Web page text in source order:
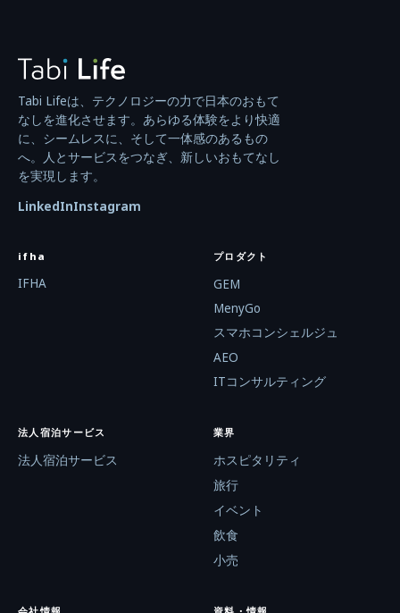
Tabi Lifeは、テクノロジーの力で日本のおもて
なしを進化させます。あらゆる体験をより快適
に、シームレスに、そして一体感のあるもの
へ。人とサービスをつなぎ、新しいおもてなし
を実現します。
LinkedInInstagram
ifha
IFHA
プロダクト
GEM
MenyGo
スマホコンシェルジュ
AEO
ITコンサルティング
法人宿泊サービス
法人宿泊サービス
業界
ホスピタリティ
旅行
イベント
飲食
小売